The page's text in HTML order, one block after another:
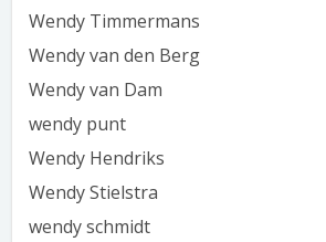
Wendy Timmermans
Wendy van den Berg
Wendy van Dam
wendy punt
Wendy Hendriks
Wendy Stielstra
wendy schmidt